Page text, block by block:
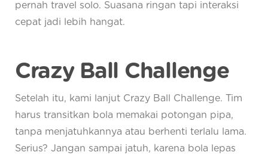
pernah travel solo. Suasana ringan tapi interaksi
cepat jadi lebih hangat.
Crazy Ball Challenge
Setelah itu, kami lanjut Crazy Ball Challenge. Tim
harus transitkan bola memakai potongan pipa,
tanpa menjatuhkannya atau berhenti terlalu lama.
Serius? Jangan sampai jatuh, karena bola lepas